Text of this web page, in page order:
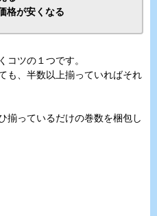
格が安くなる
コツの１つです。
も、半数以上揃っていればそれ
揃っているだけの巻数を梱包し